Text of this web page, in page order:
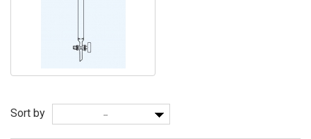
Sort by --